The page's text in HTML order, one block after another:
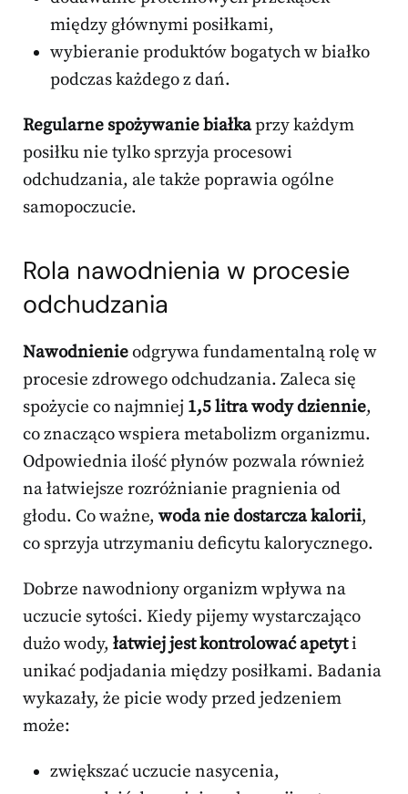
między głównymi posiłkami,
wybieranie produktów bogatych w białko
podczas każdego z dań.
Regularne spożywanie białkaprzy każdym
posiłku nie tylko sprzyja procesowi
odchudzania, ale także poprawia ogólne
samopoczucie.
Rola nawodnienia w procesie
odchudzania
Nawodnienieodgrywa fundamentalną rolę w
procesie zdrowego odchudzania. Zaleca się
spożycie co najmniej 1,5 litra wody dziennie,
co znacząco wspiera metabolizm organizmu.
Odpowiednia ilość płynów pozwala również
na łatwiejsze rozróżnianie pragnienia od
głodu. Co ważne, woda nie dostarcza kalorii,
co sprzyja utrzymaniu deficytu kalorycznego.
Dobrze nawodniony organizm wpływa na
uczucie sytości. Kiedy pijemy wystarczająco
dużo wody, łatwiej jest kontrolować apetyti
unikać podjadania między posiłkami. Badania
wykazały, że picie wody przed jedzeniem
może:
zwiększać uczucie nasycenia,